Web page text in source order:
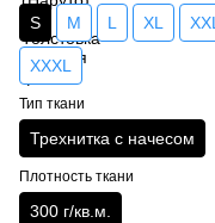
S M L XL XXL
XXXL
Тип ткани
Трехнитка с начесом
Плотность ткани
300 г/кв.м.